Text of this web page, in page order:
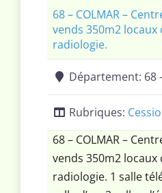
68 – COLMAR –
vends 350m2 locaux
radiologie.
Département: 68
Rubriques:
68 – COLMAR –
vends 350m2 locaux
radiologie. 1 salle